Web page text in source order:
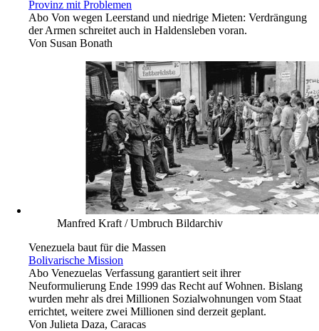
Provinz mit Problemen
Abo Von wegen Leerstand und niedrige Mieten: Verdrängung
der Armen schreitet auch in Haldensleben voran.
Von Susan Bonath
Manfred Kraft / Umbruch Bildarchiv
Venezuela baut für die Massen
Bolivarische Mission
Abo Venezuelas Verfassung garantiert seit ihrer
Neuformulierung Ende 1999 das Recht auf Wohnen. Bislang
wurden mehr als drei Millionen Sozialwohnungen vom Staat
errichtet, weitere zwei Millionen sind derzeit geplant.
Von Julieta Daza, Caracas